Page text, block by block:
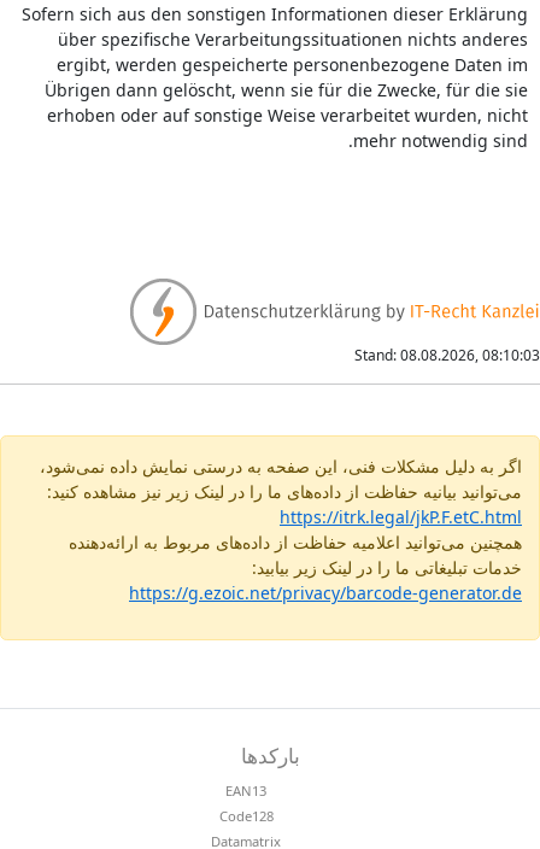
Sofern sich aus den sonstigen Informationen dieser Erklärung
über spezifische Verarbeitungssituationen nichts anderes
ergibt, werden gespeicherte personenbezogene Daten im
Übrigen dann gelöscht, wenn sie für die Zwecke, für die sie
erhoben oder auf sonstige Weise verarbeitet wurden, nicht
mehr notwendig sind.
Stand: 08.08.2026, 08:10:03
اگر به دلیل مشکلات فنی، این صفحه به درستی نمایش داده نمی‌شود،
می‌توانید بیانیه حفاظت از داده‌های ما را در لینک زیر نیز مشاهده کنید:
https://itrk.legal/jkP.F.etC.html
همچنین می‌توانید اعلامیه حفاظت از داده‌های مربوط به ارائه‌دهنده
خدمات تبلیغاتی ما را در لینک زیر بیابید:
https://g.ezoic.net/privacy/barcode-generator.de
بارکدها
EAN13
Code128
Datamatrix